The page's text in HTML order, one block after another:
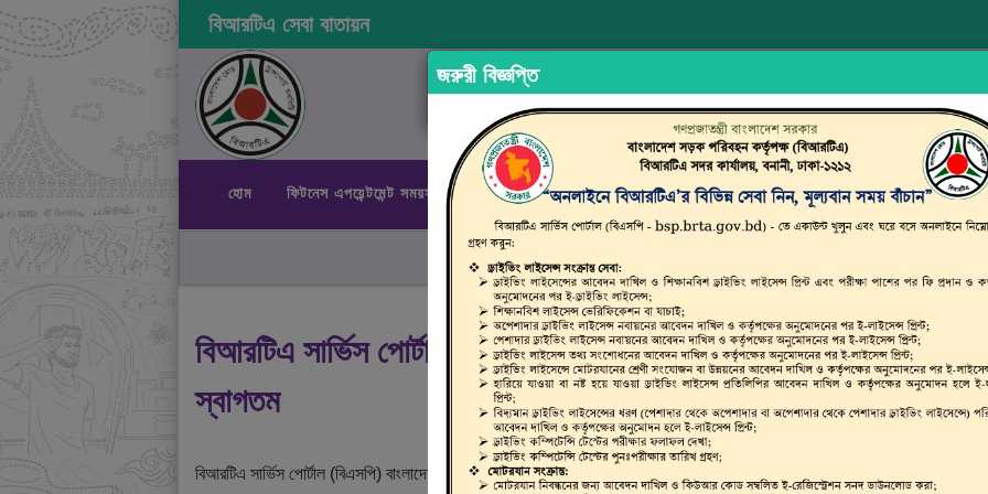
বিআরটিএ সেবা বাতায়ন
হোম ফিটনেস এপয়েন্টমেন্ট সময়সূচী রাইড শেয়ারিং অভিযোগ/মতামত দিন ইউজার ম্যানুয়াল
ছাত্র
জরুরী বিজ্ঞপ্তি
বিআরটিএ সার্ভিস পোর্টালে
স্বাগতম
বিআরটিএ সার্ভিস পোর্টাল (বিএসপি) বাংলাদেশ রোড ট্রান্সপোর্ট অথরিটি (বিআরটিএ)